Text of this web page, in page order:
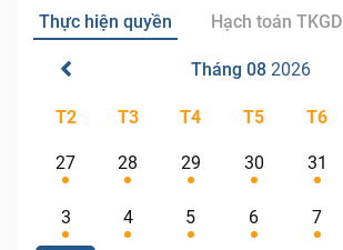
Thực hiện quyền Hạch toán TKGD
Tháng 08 2026
T2 T3 T4 T5 T6
27 28 29 30 31
3 4 5 6 7